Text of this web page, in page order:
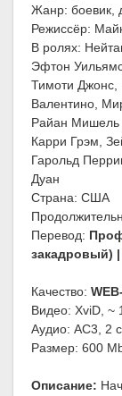
Жанр: боевик,
Режиссёр:
В ролях:
Эфтон
Тимоти Джонс,
Валентино,
Райан Мишель
Карри Грэм,
Гарольд
Дуан
Страна: США
Перевод:
закадровый) |
Качество:
Видео: XviD, ~
Аудио: AC3, 2
Размер: 600
Описание: